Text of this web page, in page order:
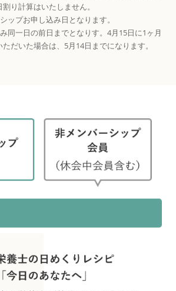
り計算はいたしません。
ップお申し込み日となります。
同一日の前日までとなりす。4月15日に1ヶ月
だいた場合は、5月14日までになります。